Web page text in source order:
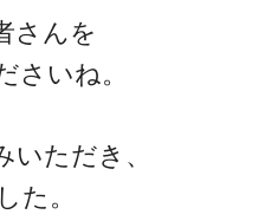
さんを
さいね。
いただき、
た。